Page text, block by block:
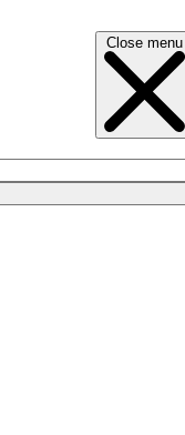
Close menu